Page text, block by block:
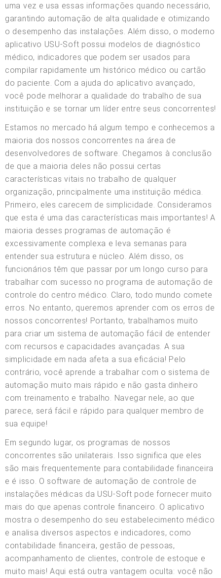
uma vez e usa essas informações quando necessário,
garantindo automação de alta qualidade e otimizando
o desempenho das instalações. Além disso, o moderno
aplicativo USU-Soft possui modelos de diagnóstico
médico, indicadores que podem ser usados para
compilar rapidamente um histórico médico ou cartão
do paciente. Com a ajuda do aplicativo avançado,
você pode melhorar a qualidade do trabalho de sua
instituição e se tornar um líder entre seus concorrentes!
Estamos no mercado há algum tempo e conhecemos a
maioria dos nossos concorrentes na área de
desenvolvedores de software. Chegamos à conclusão
de que a maioria deles não possui certas
características vitais no trabalho de qualquer
organização, principalmente uma instituição médica.
Primeiro, eles carecem de simplicidade. Consideramos
que esta é uma das características mais importantes! A
maioria desses programas de automação é
excessivamente complexa e leva semanas para
entender sua estrutura e núcleo. Além disso, os
funcionários têm que passar por um longo curso para
trabalhar com sucesso no programa de automação de
controle do centro médico. Claro, todo mundo comete
erros. No entanto, queremos aprender com os erros de
nossos concorrentes! Portanto, trabalhamos muito
para criar um sistema de automação fácil de entender
com recursos e capacidades avançadas. A sua
simplicidade em nada afeta a sua eficácia! Pelo
contrário, você aprende a trabalhar com o sistema de
automação muito mais rápido e não gasta dinheiro
com treinamento e trabalho. Navegar nele, ao que
parece, será fácil e rápido para qualquer membro de
sua equipe!
Em segundo lugar, os programas de nossos
concorrentes são unilaterais. Isso significa que eles
são mais frequentemente para contabilidade financeira
e é isso. O software de automação de controle de
instalações médicas da USU-Soft pode fornecer muito
mais do que apenas controle financeiro. O aplicativo
mostra o desempenho do seu estabelecimento médico
e analisa diversos aspectos e indicadores, como
contabilidade financeira, gestão de pessoas,
acompanhamento de clientes, controle de estoque e
muito mais! Aqui está outra vantagem oculta: você não